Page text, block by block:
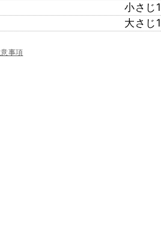
小さじ1
大さじ1
事項